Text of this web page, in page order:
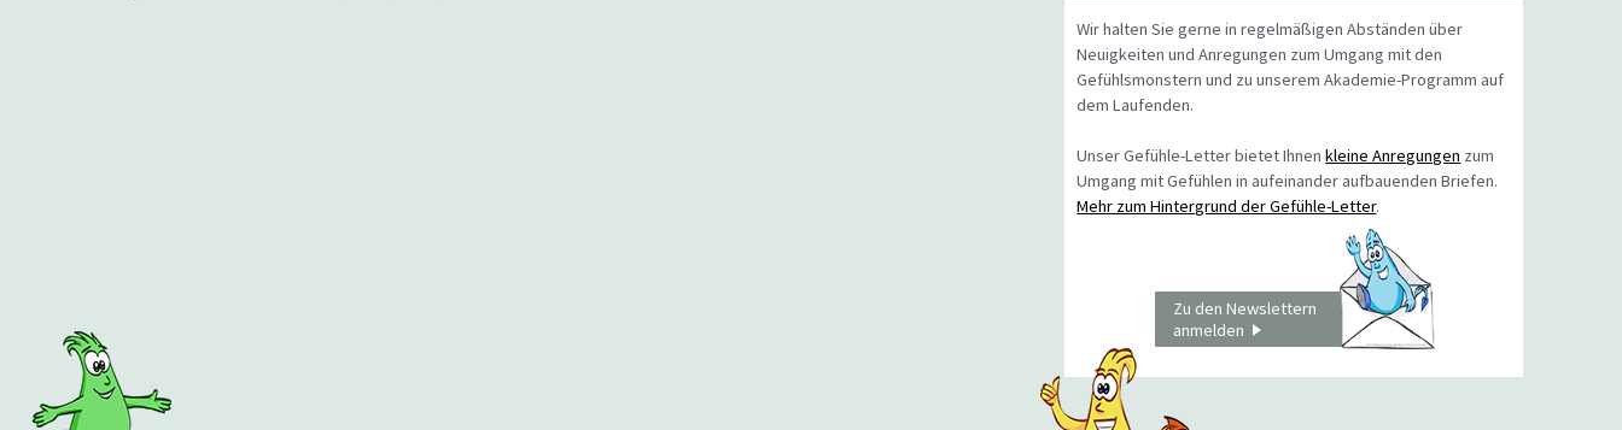
Wir halten Sie gerne in regelmäßigen Abständen über
Neuigkeiten und Anregungen zum Umgang mit den
Gefühlsmonstern und zu unserem Akademie-Programm auf
dem Laufenden.
Unser Gefühle-Letter bietet Ihnenkleine Anregungen zum
Umgang mit Gefühlen in aufeinander aufbauenden Briefen.
Mehr zum Hintergrund der Gefühle-Letter.
Zu den Newslettern
anmelden